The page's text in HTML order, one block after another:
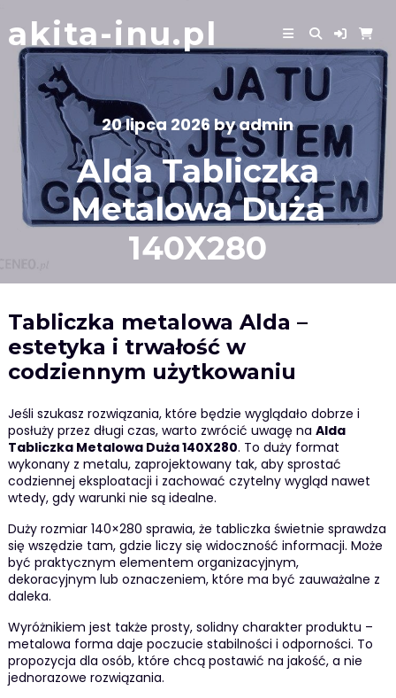
to
content
akita-inu.pl
20 lipca 2026byadmin
Alda Tabliczka
Metalowa Duża
140X280
Tabliczka metalowa Alda –
estetyka i trwałość w
codziennym użytkowaniu
Jeśli szukasz rozwiązania, które będzie wyglądało dobrze i
posłuży przez długi czas, warto zwrócić uwagę na Alda
Tabliczka Metalowa Duża 140X280. To duży format
wykonany z metalu, zaprojektowany tak, aby sprostać
codziennej eksploatacji i zachować czytelny wygląd nawet
wtedy, gdy warunki nie są idealne.
Duży rozmiar 140×280 sprawia, że tabliczka świetnie sprawdza
się wszędzie tam, gdzie liczy się widoczność informacji. Może
być praktycznym elementem organizacyjnym,
dekoracyjnym lub oznaczeniem, które ma być zauważalne z
daleka.
Wyróżnikiem jest także prosty, solidny charakter produktu –
metalowa forma daje poczucie stabilności i odporności. To
propozycja dla osób, które chcą postawić na jakość, a nie
jednorazowe rozwiązania.